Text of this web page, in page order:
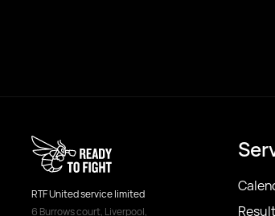
RTF United service limited
6 Burrows court, Liverpool,